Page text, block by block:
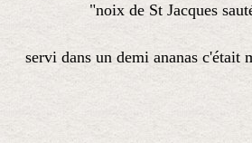
"noix de St Jacques
servi dans un demi ananas c'était